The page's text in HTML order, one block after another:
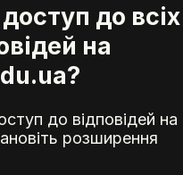
до всіх
на
до відповідей на
розширення